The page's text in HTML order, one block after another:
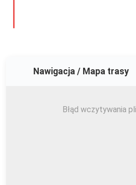
Nawigacja / Mapa trasy
Błąd wczytywania